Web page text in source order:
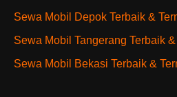
Sewa Mobil Depok Terbaik &
Sewa Mobil Tangerang Terbaik
Sewa Mobil Bekasi Terbaik &